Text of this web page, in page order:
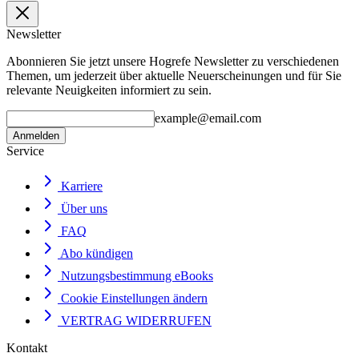
Newsletter
Abonnieren Sie jetzt unsere Hogrefe Newsletter zu verschiedenen
Themen, um jederzeit über aktuelle Neuerscheinungen und für Sie
relevante Neuigkeiten informiert zu sein.
example@email.com
Anmelden
Service
Karriere
Über uns
FAQ
Abo kündigen
Nutzungsbestimmung eBooks
Cookie Einstellungen ändern
VERTRAG WIDERRUFEN
Kontakt